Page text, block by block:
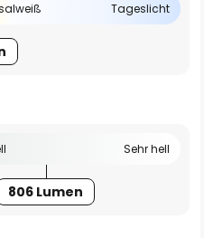
Tageslicht
Sehr hell
806 Lumen